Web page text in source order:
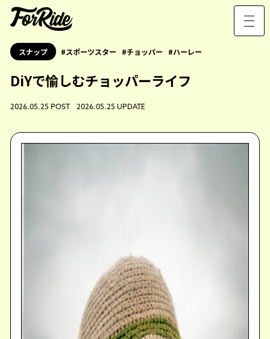
スナップ スポーツスター チョッパー ハーレー
DiYで愉しむチョッパーライフ
2026.05.25 POST 2026.05.25 UPDATE